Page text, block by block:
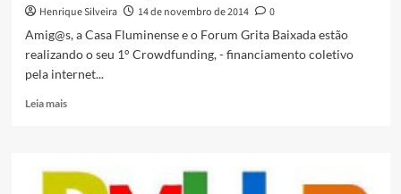
Henrique Silveira 14 de novembro de 2014
0
Amig@s, a Casa Fluminense e o Forum Grita Baixada estão
realizando o seu 1° Crowdfunding, - financiamento coletivo
pela internet...
Leia maisRead
de
Segurança